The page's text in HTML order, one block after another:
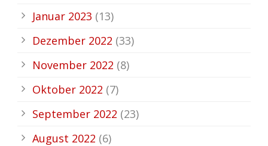
Januar 2023 (13)
Dezember 2022 (33)
November 2022 (8)
Oktober 2022 (7)
September 2022 (23)
August 2022 (6)